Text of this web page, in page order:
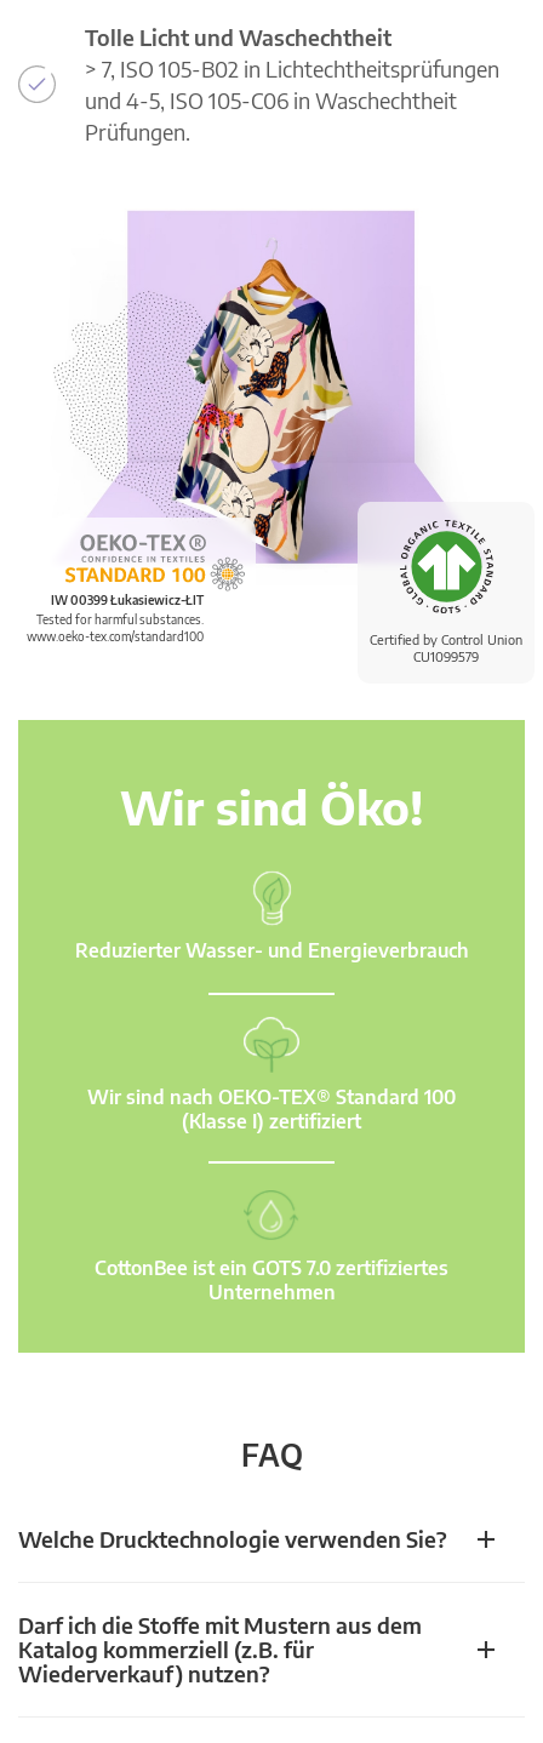
Certified by Control Union
CU1099579
IW 00399 Łukasiewicz-ŁIT
Tested for harmful substances.
www.oeko-tex.com/standard100
Tolle Licht und Waschechtheit
> 7, ISO 105-B02 in Lichtechtheitsprüfungen
und 4-5, ISO 105-C06 in Waschechtheit
Prüfungen.
Wir sind Öko!
Reduzierter Wasser- und Energieverbrauch
Wir sind nach OEKO-TEX® Standard 100
(Klasse I) zertifiziert
CottonBee ist ein GOTS 7.0 zertifiziertes
Unternehmen
FAQ
Welche Drucktechnologie verwenden Sie?
Darf ich die Stoffe mit Mustern aus dem
Katalog kommerziell (z.B. für
Wiederverkauf) nutzen?